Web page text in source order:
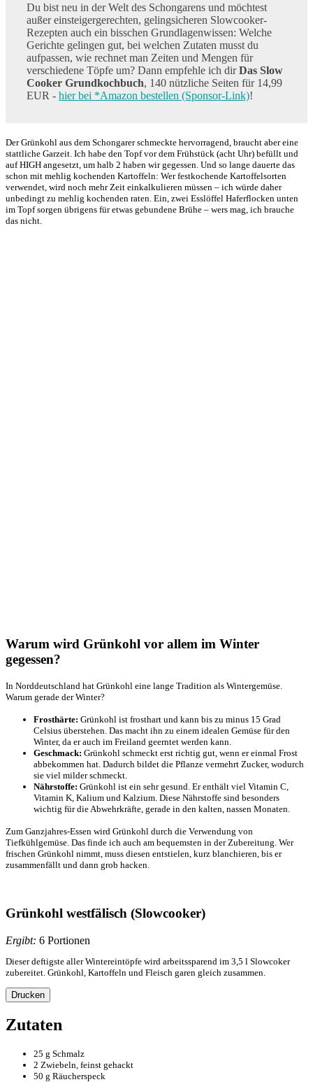
Du bist neu in der Welt des Schongarens und möchtest
außer einsteigergerechten, gelingsicheren Slowcooker-
Rezepten auch ein bisschen Grundlagenwissen: Welche
Gerichte gelingen gut, bei welchen Zutaten musst du
aufpassen, wie rechnet man Zeiten und Mengen für
verschiedene Töpfe um? Dann empfehle ich dirDas Slow
Cooker Grundkochbuch, 140 nützliche Seiten für 14,99
EUR - hier bei *Amazon bestellen (Sponsor-Link)!
Der Grünkohl aus dem Schongarer schmeckte hervorragend, braucht aber eine
stattliche Garzeit. Ich habe den Topf vor dem Frühstück (acht Uhr) befüllt und
auf HIGH angesetzt, um halb 2 haben wir gegessen. Und so lange dauerte das
schon mit mehlig kochenden Kartoffeln: Wer festkochende Kartoffelsorten
verwendet, wird noch mehr Zeit einkalkulieren müssen – ich würde daher
unbedingt zu mehlig kochenden raten. Ein, zwei Esslöffel Haferflocken unten
im Topf sorgen übrigens für etwas gebundene Brühe – wers mag, ich brauche
das nicht.
Warum wird Grünkohl vor allem im Winter
gegessen?
In Norddeutschland hat Grünkohl eine lange Tradition als Wintergemüse.
Warum gerade der Winter?
Frosthärte: Grünkohl ist frosthart und kann bis zu minus 15 Grad
Celsius überstehen. Das macht ihn zu einem idealen Gemüse für den
Winter, da er auch im Freiland geerntet werden kann.
Geschmack: Grünkohl schmeckt erst richtig gut, wenn er einmal Frost
abbekommen hat. Dadurch bildet die Pflanze vermehrt Zucker, wodurch
sie viel milder schmeckt.
Nährstoffe: Grünkohl ist ein sehr gesund. Er enthält viel Vitamin C,
Vitamin K, Kalium und Kalzium. Diese Nährstoffe sind besonders
wichtig für die Abwehrkräfte, gerade in den kalten, nassen Monaten.
Zum Ganzjahres-Essen wird Grünkohl durch die Verwendung von
Tiefkühlgemüse. Das finde ich auch am bequemsten in der Zubereitung. Wer
frischen Grünkohl nimmt, muss diesen entstielen, kurz blanchieren, bis er
zusammenfällt und dann grob hacken.
Grünkohl westfälisch (Slowcooker)
Ergibt: 6 Portionen
Dieser deftigste aller Wintereintöpfe wird arbeitssparend im 3,5 l Slowcoker
zubereitet. Grünkohl, Kartoffeln und Fleisch garen gleich zusammen.
Drucken
Zutaten
25 g Schmalz
2 Zwiebeln, feinst gehackt
50 g Räucherspeck